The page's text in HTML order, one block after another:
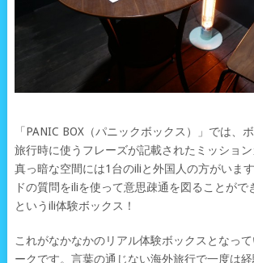
「PANIC BOX（パニックボックス）」では、
旅行時に使うフレーズが記載されたミッション
真っ暗な空間には1台のiliと外国人の方がいま
ドの質問をiliを使って意思疎通を図ることがで
というili体験ボックス！
これがなかなかのリアル体験ボックスとなっ
ークです。言葉の通じない海外旅行で一度は経